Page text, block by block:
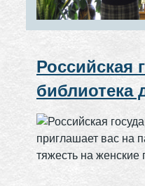
Великой
1941–1945 гг.
Российская
библиотека
вас на
безмерная
плечи легла"